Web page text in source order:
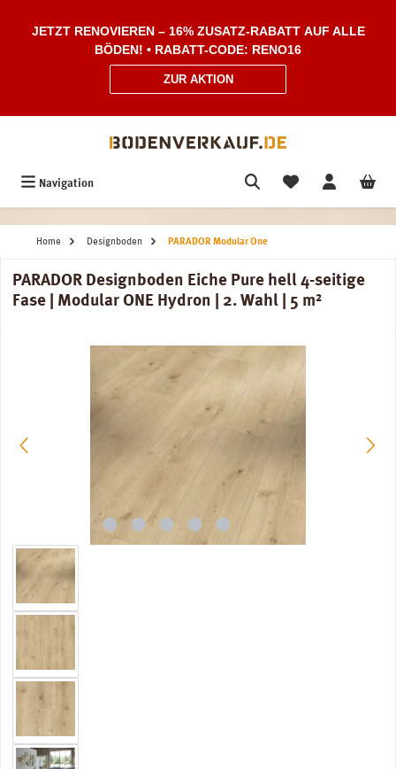
JETZT RENOVIEREN – 16% ZUSATZ-RABATT AUF ALLE
BÖDEN! • RABATT-CODE: RENO16
ZUR AKTION
Navigation
Home Designboden PARADOR Modular One
PARADOR Designboden Eiche Pure hell 4-seitige
Fase | Modular ONE Hydron | 2. Wahl | 5 m²